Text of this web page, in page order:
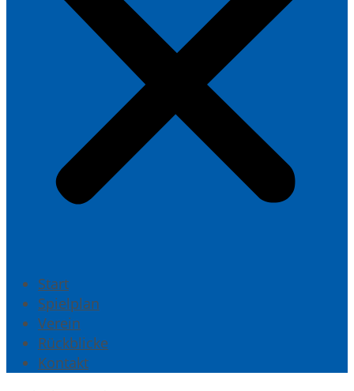
Start
Spielplan
Verein
Rückblicke
Kontakt